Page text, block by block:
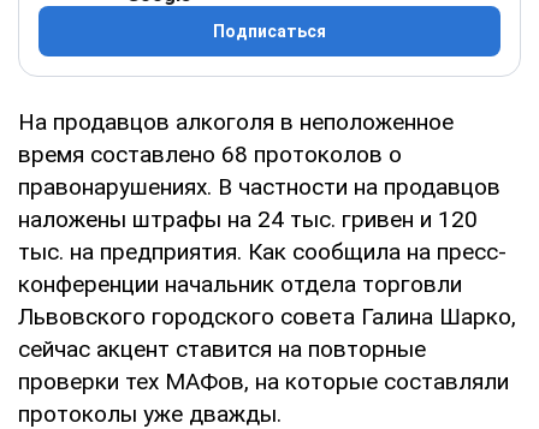
Подписаться
На продавцов алкоголя в неположенное
время составлено 68 протоколов о
правонарушениях. В частности на продавцов
наложены штрафы на 24 тыс. гривен и 120
тыс. на предприятия. Как сообщила на пресс-
конференции начальник отдела торговли
Львовского городского совета Галина Шарко,
сейчас акцент ставится на повторные
проверки тех МАФов, на которые составляли
протоколы уже дважды.